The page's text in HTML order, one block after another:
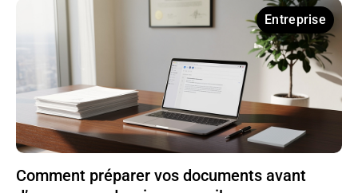
Entreprise
Comment préparer vos documents avant